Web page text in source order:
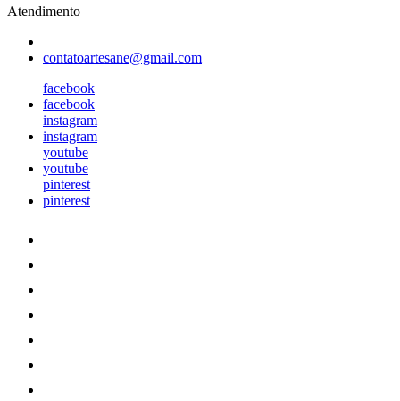
Atendimento
contatoartesane@gmail.com
facebook
facebook
instagram
instagram
youtube
youtube
pinterest
pinterest